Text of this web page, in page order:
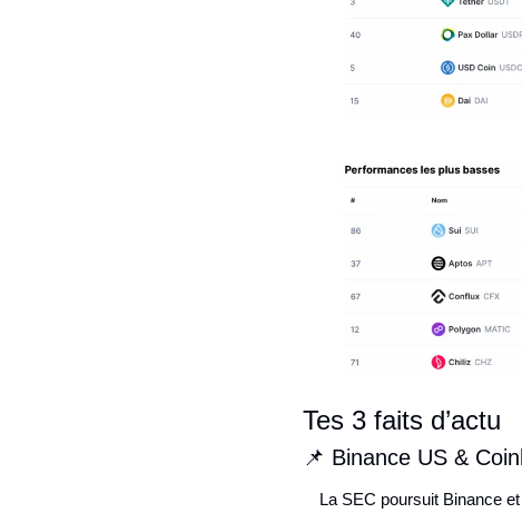
Tes 3 faits d’actu
📌 Binance US &
La SEC poursuit Binance